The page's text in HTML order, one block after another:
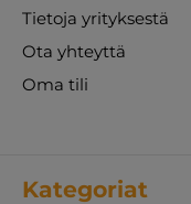
Tietoja yrityksestä
Ota yhteyttä
Oma tili
Kategoriat